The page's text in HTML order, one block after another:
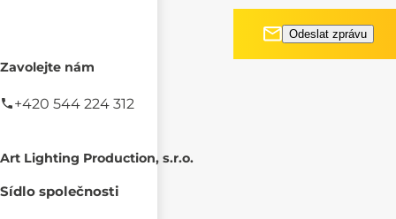
Zavolejte nám
+420 544 224 312
Art Lighting Production, s.r.o.
Sídlo společnosti